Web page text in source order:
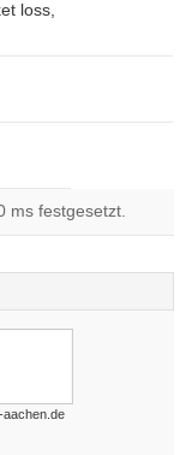
loss,
ms festgesetzt.
aachen.de